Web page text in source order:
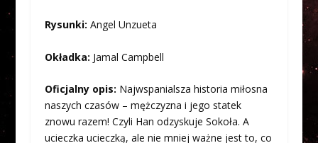
Rysunki: Angel Unzueta
Okładka: Jamal Campbell
Oficjalny opis: Najwspanialsza historia miłosna
naszych czasów – mężczyzna i jego statek
znowu razem! Czyli Han odzyskuje Sokoła. A
ucieczka ucieczką, ale nie mniej ważne jest to, co